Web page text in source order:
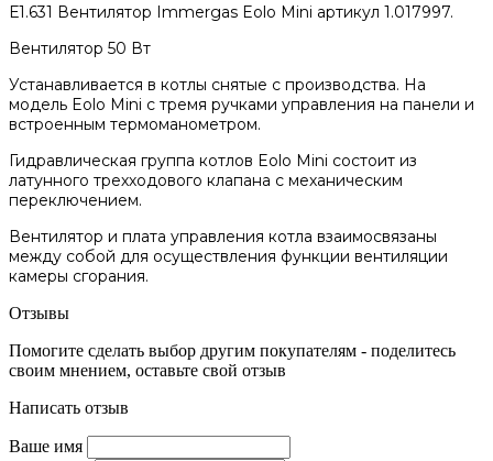
Е1.631 Вентилятор Immergas Eolo Mini артикул 1.017997.
Вентилятор 50 Вт
Устанавливается в котлы снятые с производства. На
модель Eolo Mini с тремя ручками управления на панели и
встроенным термоманометром.
Гидравлическая группа котлов Eolo Mini состоит из
латунного трехходового клапана с механическим
переключением.
Вентилятор и плата управления котла взаимосвязаны
между собой для осуществления функции вентиляции
камеры сгорания.
Отзывы
Помогите сделать выбор другим покупателям - поделитесь
своим мнением, оставьте свой отзыв
Написать отзыв
Ваше имя